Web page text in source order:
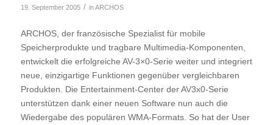
19. September 2005 / inARCHOS
ARCHOS, der französische Spezialist für mobile
Speicherprodukte und tragbare Multimedia-Komponenten,
entwickelt die erfolgreiche AV-3×0-Serie weiter und integriert
neue, einzigartige Funktionen gegenüber vergleichbaren
Produkten. Die Entertainment-Center der AV3x0-Serie
unterstützen dank einer neuen Software nun auch die
Wiedergabe des populären WMA-Formats. So hat der User